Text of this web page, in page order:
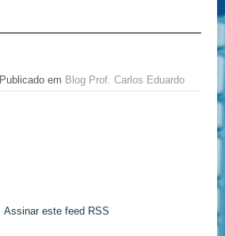
Publicado em Blog Prof. Carlos Eduardo
Assinar este feed RSS